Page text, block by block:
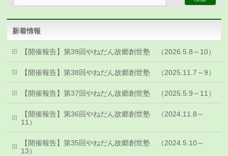
新着情報
【開催報告】第39回やねだん故郷創世塾 （2026.5.8～10）
【開催報告】第38回やねだん故郷創世塾 （2025.11.7～9）
【開催報告】第37回やねだん故郷創世塾 （2025.5.9～11）
【開催報告】第36回やねだん故郷創世塾 （2024.11.8～
11）
【開催報告】第35回やねだん故郷創世塾 （2024.5.10～
13）